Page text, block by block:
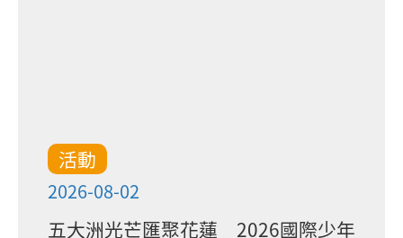
活動
2026-08-02
五大洲光芒匯聚花蓮 2026國際少年